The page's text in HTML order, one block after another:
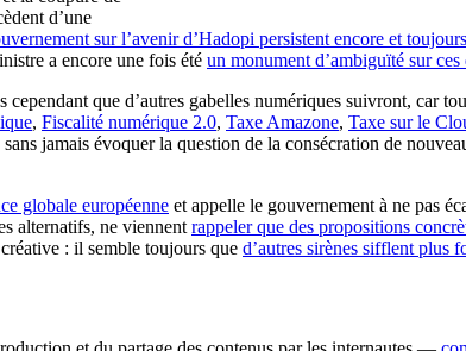
d’une
sur l’avenir d’Hadopi persistent encore et toujours
a encore une fois été un monument d’ambiguïté sur ces
que d’autres gabelles numériques suivront, car
, Fiscalité numérique 2.0, Taxe Amazone, Taxe sur le
jamais évoquer la question de la consécration de
globale européenne et appelle le gouvernement à ne pas
alternatifs, ne viennent rappeler que des propositions
: il semble toujours que d’autres sirènes sifflent plus